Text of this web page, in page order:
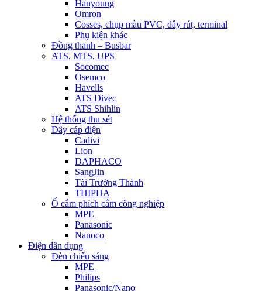
Hanyoung
Omron
Cosses, chụp màu PVC, dây rút, terminal
Phụ kiện khác
Đồng thanh – Busbar
ATS, MTS, UPS
Socomec
Osemco
Havells
ATS Divec
ATS Shihlin
Hệ thống thu sét
Dây cáp điện
Cadivi
Lion
DAPHACO
SangJin
Tài Trường Thành
THIPHA
Ổ cắm phích cắm công nghiệp
MPE
Panasonic
Nanoco
Điện dân dụng
Đèn chiếu sáng
MPE
Philips
Panasonic/Nano